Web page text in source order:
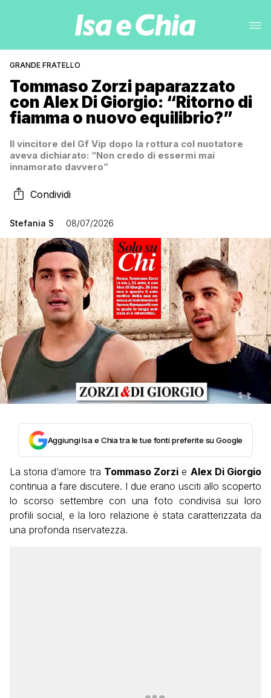
GRANDE FRATELLO
Tommaso Zorzi paparazzato
con Alex Di Giorgio: “Ritorno di
fiamma o nuovo equilibrio?”
Il vincitore del Gf Vip dopo la rottura col nuotatore
aveva dichiarato: “Non credo di essermi mai
innamorato davvero”
Condividi
Stefania S 08/07/2026
Aggiungi Isa e Chia tra le tue fonti preferite su Google
La storia d’amore tra Tommaso Zorzi e Alex Di Giorgio
continua a fare discutere. I due erano usciti allo scoperto
lo scorso settembre con una foto condivisa sui loro
profili social, e la loro relazione è stata caratterizzata da
una profonda riservatezza.